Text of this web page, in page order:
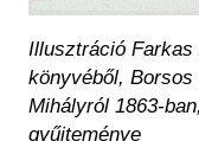
Illusztráció Farkas
könyvéből,
Mihályról 1863-
gyűjteménye